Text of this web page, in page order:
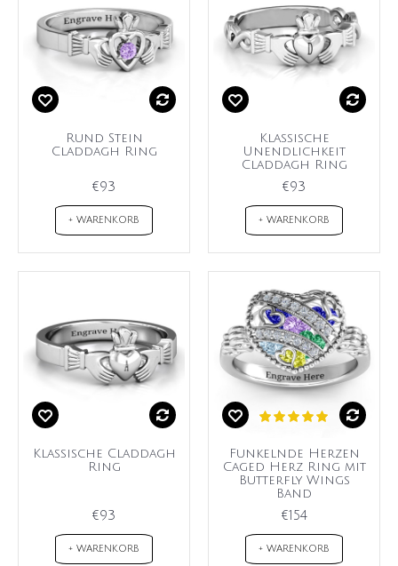
Rund Stein
Claddagh Ring
€93
+ WARENKORB
Klassische
Unendlichkeit
Claddagh Ring
€93
+ WARENKORB
Klassische Claddagh
Ring
€93
+ WARENKORB
Funkelnde Herzen
Caged Herz Ring mit
Butterfly Wings
Band
€154
+ WARENKORB